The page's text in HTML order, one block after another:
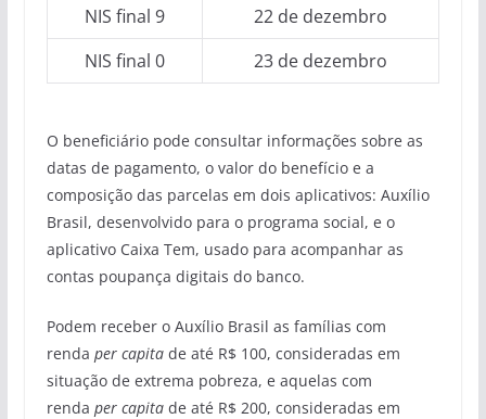
NIS final 9
22 de dezembro
NIS final 0
23 de dezembro
O beneficiário pode consultar informações sobre as
datas de pagamento, o valor do benefício e a
composição das parcelas em dois aplicativos: Auxílio
Brasil, desenvolvido para o programa social, e o
aplicativo Caixa Tem, usado para acompanhar as
contas poupança digitais do banco.
Podem receber o Auxílio Brasil as famílias com
renda per capitade até R$ 100, consideradas em
situação de extrema pobreza, e aquelas com
renda per capitade até R$ 200, consideradas em